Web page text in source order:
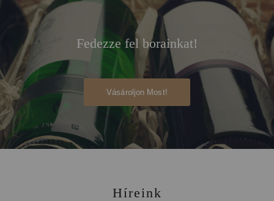
Fedezze fel borainkat!
Vásároljon Most!
Híreink